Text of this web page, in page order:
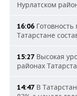
Нурлатском
16:06
Татарстане
15:27 Высокая
районах
14:47 В